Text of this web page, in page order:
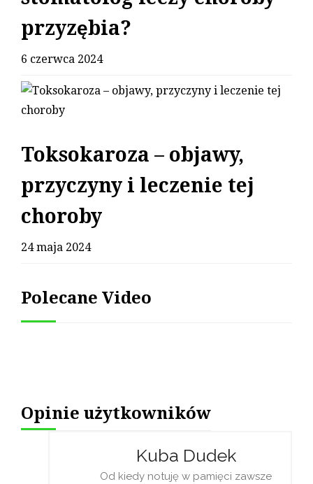
przyzębia?
6 czerwca 2024
Toksokaroza – objawy,
przyczyny i leczenie tej
choroby
24 maja 2024
Polecane Video
Opinie użytkowników
Kuba Dudek
Od kiedy notuję w pamięci zawsze